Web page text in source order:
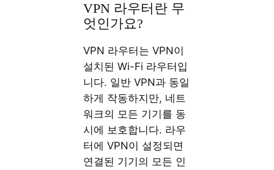
VPN 라우터란 무
엇인가요?
VPN 라우터는 VPN이
설치된 Wi-Fi 라우터입
니다. 일반 VPN과 동일
하게 작동하지만, 네트
워크의 모든 기기를 동
시에 보호합니다. 라우
터에 VPN이 설정되면
연결된 기기의 모든 인